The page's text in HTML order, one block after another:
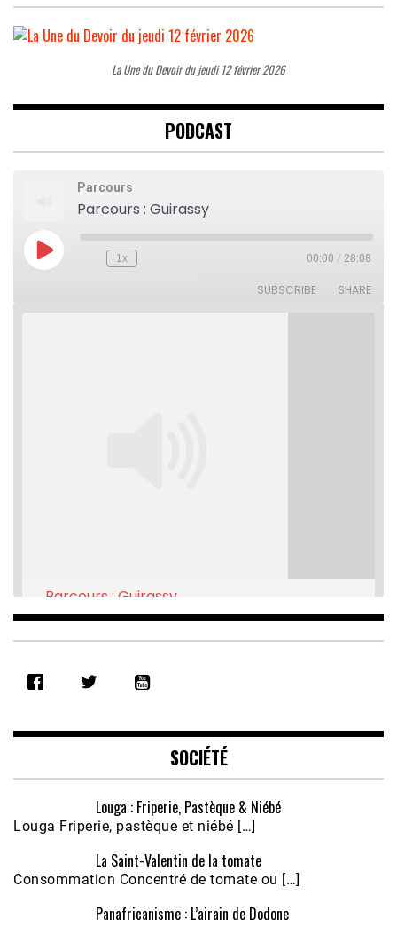
La Une du Devoir du jeudi 12 février 2026
PODCAST
Parcours
Parcours : Guirassy
Play
Episode
Rewind
1x 00:00 / 28:08
SUBSCRIBE SHARE
RSS FEED
EMBED
Parcours : Guirassy
Feb 16, 2021 • 28:08
SOCIÉTÉ
Louga : Friperie, Pastèque & Niébé
Louga Friperie, pastèque et niébé […]
La Saint-Valentin de la tomate
Consommation Concentré de tomate ou […]
Panafricanisme : L’airain de Dodone